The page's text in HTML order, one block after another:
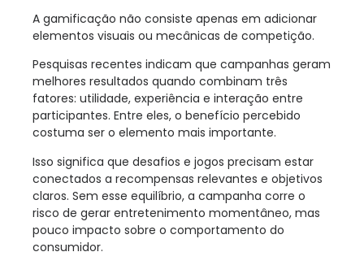
A gamificação não consiste apenas em adicionar
elementos visuais ou mecânicas de competição.
Pesquisas recentes indicam que campanhas geram
melhores resultados quando combinam três
fatores: utilidade, experiência e interação entre
participantes. Entre eles, o benefício percebido
costuma ser o elemento mais importante.
Isso significa que desafios e jogos precisam estar
conectados a recompensas relevantes e objetivos
claros. Sem esse equilíbrio, a campanha corre o
risco de gerar entretenimento momentâneo, mas
pouco impacto sobre o comportamento do
consumidor.